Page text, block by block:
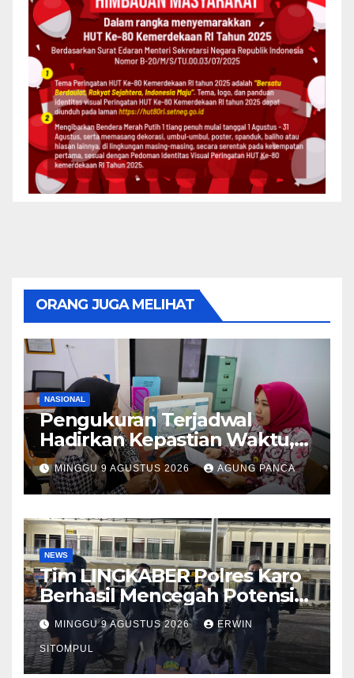
ORANG JUGA MELIHAT
NASIONAL
Pengukuran Terjadwal
Hadirkan Kepastian Waktu,
Masyarakat Tak Perlu Lama
Menunggu Layanan
Pertanahan
MINGGU 9 AGUSTUS 2026 AGUNG PANCA
NEWS
Tim LINGKABER Polres Karo
Berhasil Mencegah Potensi
Tawuran di Berastagi
MINGGU 9 AGUSTUS 2026 ERWIN
SITOMPUL